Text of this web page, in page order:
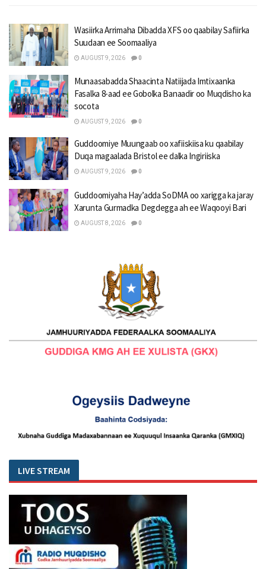
Wasiirka Arrimaha Dibadda XFS oo qaabilay Safiirka
Suudaan ee Soomaaliya
AUGUST 9, 2026 0
Munaasabadda Shaacinta Natiijada Imtixaanka
Fasalka 8-aad ee Gobolka Banaadir oo Muqdisho ka
socota
AUGUST 9, 2026 0
Guddoomiye Muungaab oo xafiiskiisa ku qaabilay
Duqa magaalada Bristol ee dalka Ingiriiska
AUGUST 9, 2026 0
Guddoomiyaha Hay’adda SoDMA oo xarigga ka jaray
Xarunta Gurmadka Degdegga ah ee Waqooyi Bari
AUGUST 8, 2026 0
LIVE STREAM